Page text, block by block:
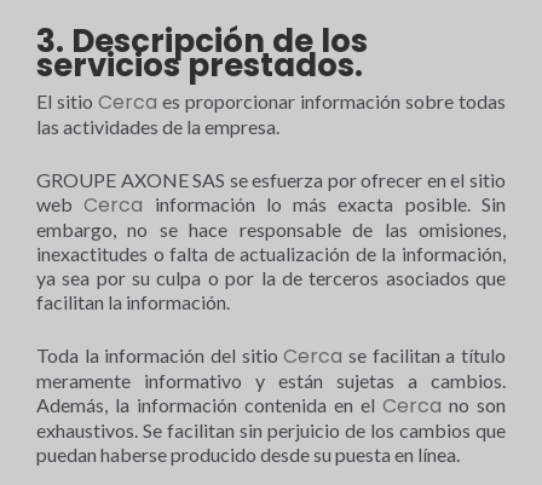
3. Descripción de los
servicios prestados.
El sitio Cerca es proporcionar información sobre todas
las actividades de la empresa.
GROUPE AXONE SAS se esfuerza por ofrecer en el sitio
webCerca información lo más exacta posible. Sin
embargo, no se hace responsable de las omisiones,
inexactitudes o falta de actualización de la información,
ya sea por su culpa o por la de terceros asociados que
facilitan la información.
Toda la información del sitioCerca se facilitan a título
meramente informativo y están sujetas a cambios.
Además, la información contenida en el Cerca no son
exhaustivos. Se facilitan sin perjuicio de los cambios que
puedan haberse producido desde su puesta en línea.